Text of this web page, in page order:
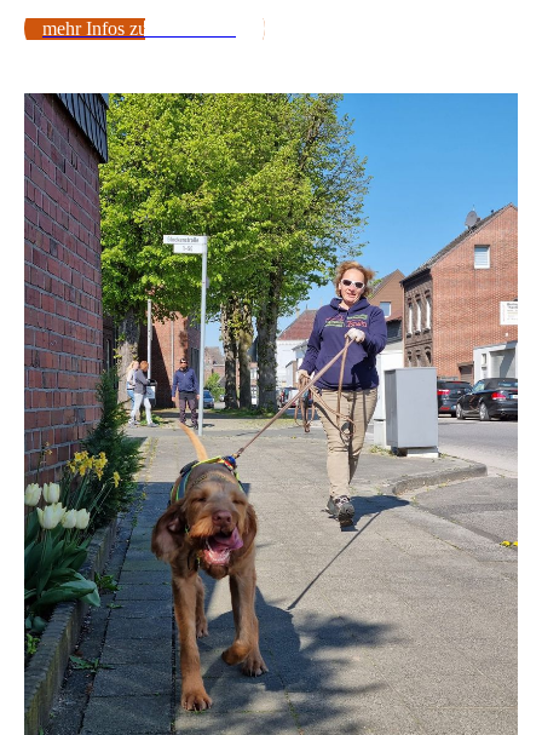
mehr Infos zur Ausbildung